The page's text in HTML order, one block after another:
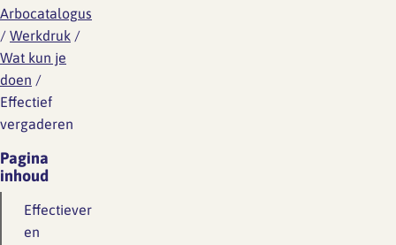
Arbocatalogus
/ Werkdruk /
Wat kun je
doen /
Effectief
vergaderen
Pagina
inhoud
Effectiever
en